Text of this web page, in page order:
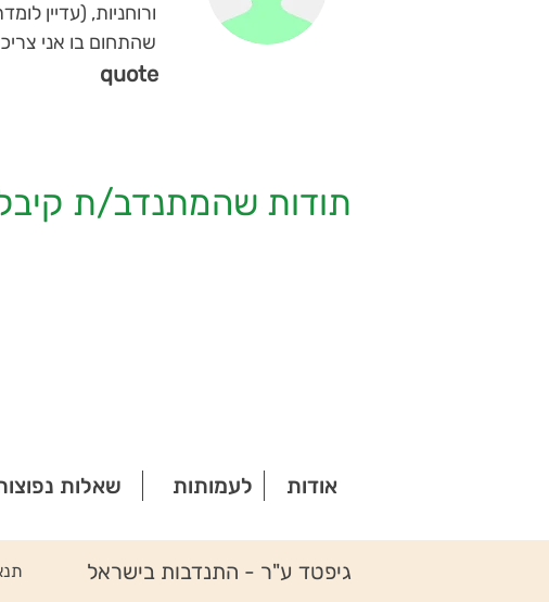
ורוחניות, (עדיין
שהתחום בו אני
quote
תודות שהמתנדב/ת
שאלות לעמותות אודות
גיפטד ע"ר - התנדבות בישראל